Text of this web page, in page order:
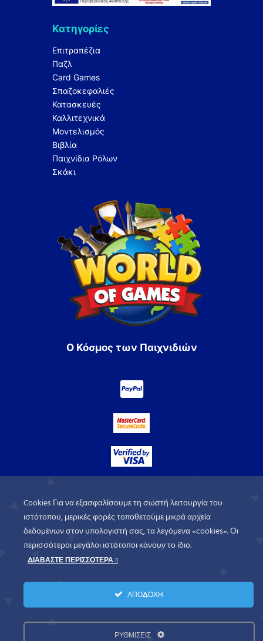
Κατηγορίες
Επιτραπέζια
Παζλ
Card Games
Σπαζοκεφαλιές
Κατασκευές
Καλλιτεχνικά
Μοντελισμός
Βιβλία
Παιχνίδια Ρόλων
Σκάκι
Ο Κόσμος των Παιχνιδιών
© 2026. All rights
Πολιτική Απορρήτου Όροι Χρήσης
Cookies Για να εξασφαλίσουμε τη σωστή λειτουργία του
ιστότοπου, μερικές φορές τοποθετούμε μικρά αρχεία
δεδομένων στον υπολογιστή σας, τα λεγόμενα «cookies». Οι
περισσότεροι μεγάλοι ιστότοποι κάνουν το ίδιο.
ΔΙΑΒΑΣΤΕ ΠΕΡΙΣΣΟΤΕΡΑ
ΑΠΟΔΟΧΗ
ΡΥΘΜΙΣΕΙΣ